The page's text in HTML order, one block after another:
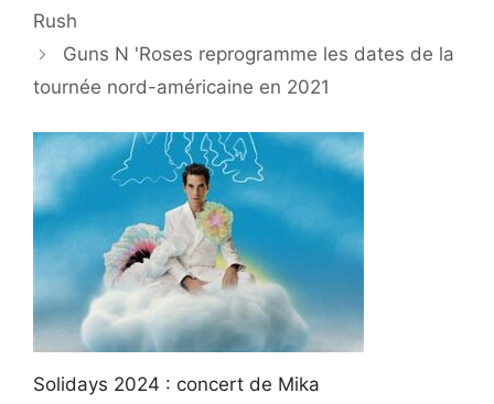
Rush
Guns N 'Roses reprogramme les dates de la
tournée nord-américaine en 2021
Solidays 2024 : concert de Mika